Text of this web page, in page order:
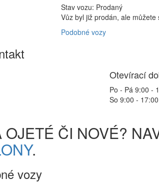
Stav vozu: Prodaný
Vůz byl již prodán, ale
Podobné vozy
Otevírací
Po - Pá 9:00 -
So 9:00 - 17:00
ČI NOVÉ?
.
vozy